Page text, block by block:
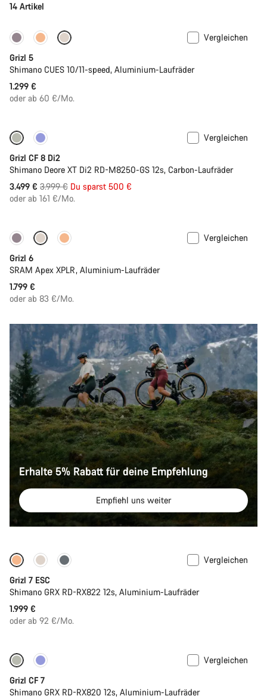
14 Artikel
Nur verfügbar in M | L
Vergleichen
Grizl 5
Shimano CUES 10/11-speed, Aluminium-Laufräder
1.299 €
oder ab 60 €/Mo.
-13%
Vergleichen
Grizl CF 8 Di2
Shimano Deore XT Di2 RD-M8250-GS 12s, Carbon-Laufräder
3.499 € Ursprungspreis
3.999 € Du sparst 500 €
oder ab 161 €/Mo.
Neue Verfügbarkeiten
Vergleichen
Grizl 6
SRAM Apex XPLR, Aluminium-Laufräder
1.799 €
oder ab 83 €/Mo.
Erhalte 5% Rabatt für deine Empfehlung
Empfiehl uns weiter
Full Mounty
Vergleichen
Grizl 7 ESC
Shimano GRX RD-RX822 12s, Aluminium-Laufräder
1.999 €
oder ab 92 €/Mo.
Vergleichen
Grizl CF 7
Shimano GRX RD-RX820 12s, Aluminium-Laufräder